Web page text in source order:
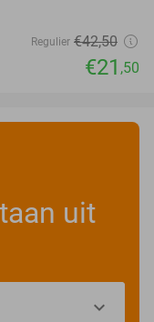
Regulier €42,50
€21 ,50
uit